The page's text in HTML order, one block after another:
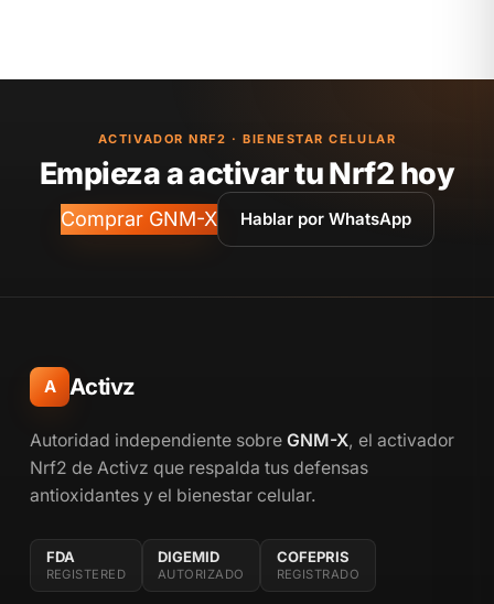
ACTIVADOR NRF2 · BIENESTAR CELULAR
Empieza a activar tu Nrf2 hoy
Comprar GNM-X Hablar por WhatsApp
A Activz
Autoridad independiente sobre GNM-X, el activador
Nrf2 de Activz que respalda tus defensas
antioxidantes y el bienestar celular.
FDA
REGISTERED
DIGEMID
AUTORIZADO
COFEPRIS
REGISTRADO